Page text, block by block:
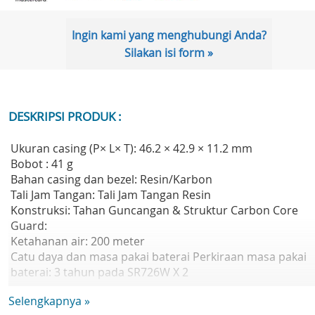
Ingin kami yang menghubungi Anda?
Silakan isi form »
DESKRIPSI PRODUK :
Ukuran casing (P× L× T): 46.2 × 42.9 × 11.2 mm
Bobot : 41 g
Bahan casing dan bezel: Resin/Karbon
Tali Jam Tangan: Tali Jam Tangan Resin
Konstruksi: Tahan Guncangan & Struktur Carbon Core
Guard:
Ketahanan air: 200 meter
Catu daya dan masa pakai baterai Perkiraan masa pakai
baterai: 3 tahun pada SR726W X 2
Ukuran tali yang kompatibel: 140 hingga 205 mm
Selengkapnya »